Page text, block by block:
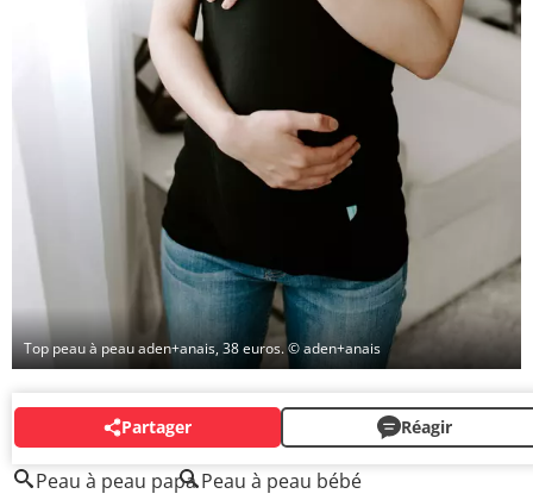
Top peau à peau aden+anais, 38 euros.© aden+anais
Partager Réagir
AUTOUR DU MÊME SUJET
Peau à peau papa Peau à peau bébé